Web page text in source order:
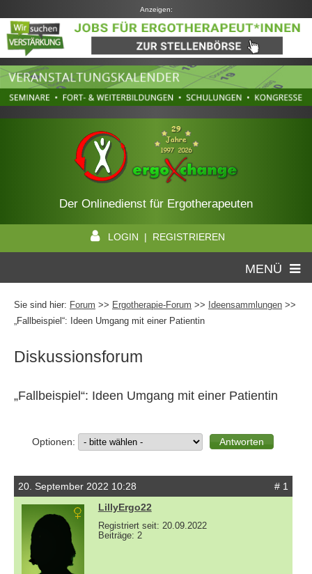
Anzeigen:
Der Onlinedienst für Ergotherapeuten
LOGIN | REGISTRIEREN
MENÜ
Sie sind hier: Forum >> Ergotherapie-Forum >> Ideensammlungen >>
„Fallbeispiel“: Ideen Umgang mit einer Patientin
Diskussionsforum
„Fallbeispiel“: Ideen Umgang mit einer Patientin
Optionen:
20. September 2022 10:28
# 1
LillyErgo22
Registriert seit: 20.09.2022
Beiträge: 2